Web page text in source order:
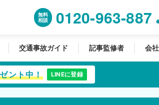
無料
相談
0120-963-887
交通事故ガイド 記事監修者 会
ント中！ LINEに登録